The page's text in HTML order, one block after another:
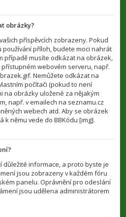
obrázky?
příspěvcích zobrazeny. Pokud
příloh, budete moci nahrát
případě musíte odkázat na obrázek,
webovém serveru, např.
Nemůžete odkázat na
počítači (pokud to není
na obrázky uložené za nějakým
např. v emailech na seznamu.cz
webech atd. Aby se obrázek
k němu vede do BBKódu [img].
informace, a proto byste je
jsou zobrazeny v každém fóru
panelu. Oprávnění pro odeslání
jsou udělena administrátorem